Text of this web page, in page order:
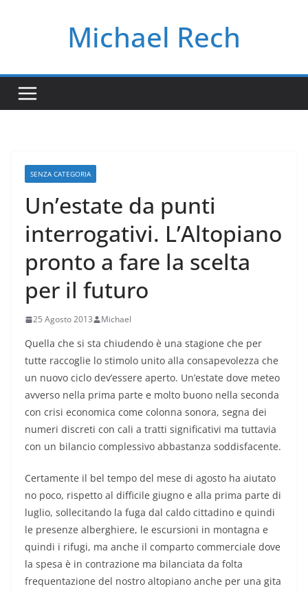
Michael Rech
SENZA CATEGORIA
Un’estate da punti
interrogativi. L’Altopiano
pronto a fare la scelta
per il futuro
25 Agosto 2013 Michael
Quella che si sta chiudendo è una stagione che per
tutte raccoglie lo stimolo unito alla consapevolezza che
un nuovo ciclo dev’essere aperto. Un’estate dove meteo
avverso nella prima parte e molto buono nella seconda
con crisi economica come colonna sonora, segna dei
numeri discreti con cali a tratti significativi ma tuttavia
con un bilancio complessivo abbastanza soddisfacente.
Certamente il bel tempo del mese di agosto ha aiutato
no poco, rispetto al difficile giugno e alla prima parte di
luglio, sollecitando la fuga dal caldo cittadino e quindi
le presenze alberghiere, le escursioni in montagna e
quindi i rifugi, ma anche il comparto commerciale dove
la spesa è in contrazione ma bilanciata da folta
frequentazione del nostro altopiano anche per una gita